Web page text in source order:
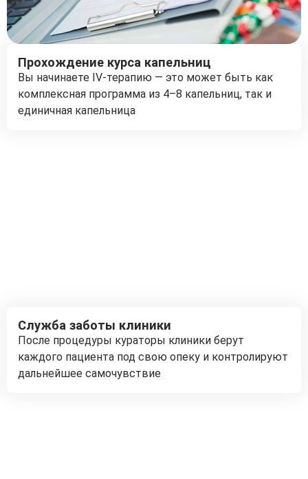
Прохождение курса капельниц
Вы начинаете IV-терапию — это может быть как
комплексная программа из 4–8 капельниц, так и
единичная капельница
Служба заботы клиники
После процедуры кураторы клиники берут
каждого пациента под свою опеку и контролируют
дальнейшее самочувствие